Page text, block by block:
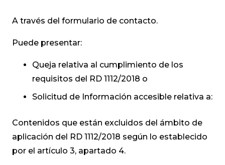
A través del formulario de contacto.
Puede presentar:
Queja relativa al cumplimiento de los
requisitos del RD 1112/2018 o
Solicitud de Información accesible relativa a:
Contenidos que están excluidos del ámbito de
aplicación del RD 1112/2018 según lo establecido
por el artículo 3, apartado 4.